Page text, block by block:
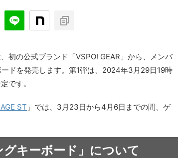
の公式ブランド「VSPO! GEAR」から、メンバ
ドを発売します。第1弾は、2024年3月29日19時
です。
ST 」では、3月23日から4月6日までの間、ゲ
グキーボード」について